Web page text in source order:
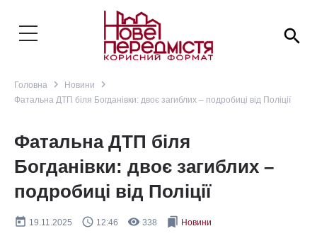
search
Головна navigate_next Новини navigate_next
Фатальна ДТП біля Богданівки: двоє загиблих – подробиці від Поліції
Фатальна ДТП біля
Богданівки: двоє загиблих –
подробиці від Поліції
today 19.11.2025 query_builder 12:46 remove_red_eye 338 bookmarks Новини